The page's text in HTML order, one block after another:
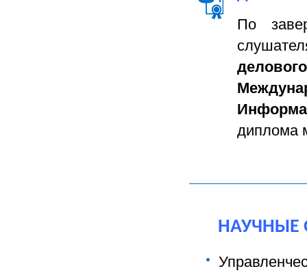
По
диплома
НАУЧНЫЕ